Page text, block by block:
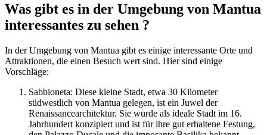
Was gibt es in der Umgebung von Mantua
interessantes zu sehen ?
In der Umgebung von Mantua gibt es einige interessante Orte und
Attraktionen, die einen Besuch wert sind. Hier sind einige
Vorschläge:
Sabbioneta: Diese kleine Stadt, etwa 30 Kilometer
südwestlich von Mantua gelegen, ist ein Juwel der
Renaissancearchitektur. Sie wurde als ideale Stadt im 16.
Jahrhundert konzipiert und ist für ihre gut erhaltene Festung,